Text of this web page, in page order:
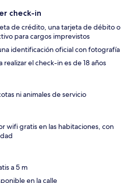
check-in
de crédito, una tarjeta de débito o
para cargos imprevistos
identificación oficial con fotografía
realizar el check-in es de 18 años
ni animales de servicio
wifi gratis en las habitaciones, con
a 5 m
en la calle